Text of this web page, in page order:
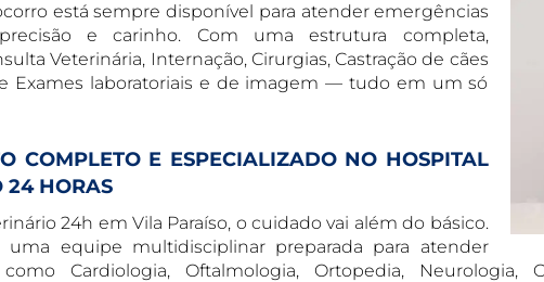
está sempre disponível para atender emergências
e carinho. Com uma estrutura completa,
Veterinária, Internação, Cirurgias, Castração de cães
Exames laboratoriais e de imagem — tudo em um só
COMPLETO E ESPECIALIZADO NO HOSPITAL
24 HORAS
24h em Vila Paraíso, o cuidado vai além do básico.
uma equipe multidisciplinar preparada para atender
Cardiologia, Oftalmologia, Ortopedia, Neurologia,